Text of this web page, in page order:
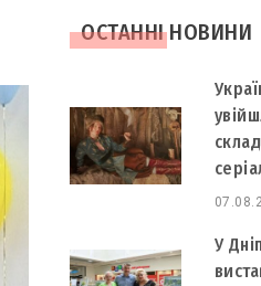
ОСТАННІ НОВИНИ
У